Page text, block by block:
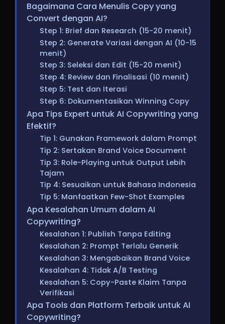
Bagaimana Cara Menulis Copy yang
Convert dengan AI?
Step 1: Brief dan Research (15-20 menit)
Step 2: Generate Variasi dengan AI (10-15
menit)
Step 3: Seleksi dan Edit (15-20 menit)
Step 4: Review dan Finalisasi (10 menit)
Step 5: Test dan Iterasi
Step 6: Dokumentasikan Winning Copy
Apa Tips Expert untuk AI Copywriting yang
Efektif?
Tip 1: Gunakan Framework dalam Prompt
Tip 2: Sertakan Brand Voice Document
Tip 3: Role-Playing untuk Output Lebih
Tajam
Tip 4: Sesuaikan untuk Bahasa Indonesia
Tip 5: Manfaatkan Few-Shot Examples
Apa Kesalahan Umum dalam AI
Copywriting?
Kesalahan 1: Publish Tanpa Editing
Kesalahan 2: Prompt Terlalu Generik
Kesalahan 3: Mengabaikan Brand Voice
Kesalahan 4: Tidak A/B Testing
Kesalahan 5: Copy-Paste Klaim Tanpa
Verifikasi
Apa Tools dan Platform Terbaik untuk AI
Copywriting?